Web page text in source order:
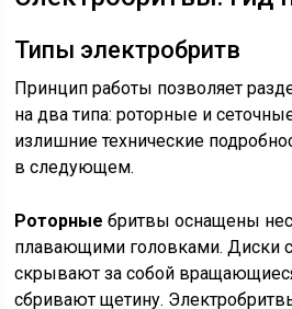
Типы электробритв
Принцип работы позволяет
на два типа: роторные и
излишние технические
в следующем.
Роторные бритвы оснащены
плавающими головками. Диски
скрывают за собой
сбривают щетину.